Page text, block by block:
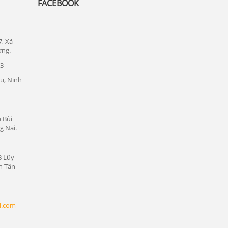
Xã
Ninh
Bùi
Nai.
Lũy
Tân
FACEBOOK